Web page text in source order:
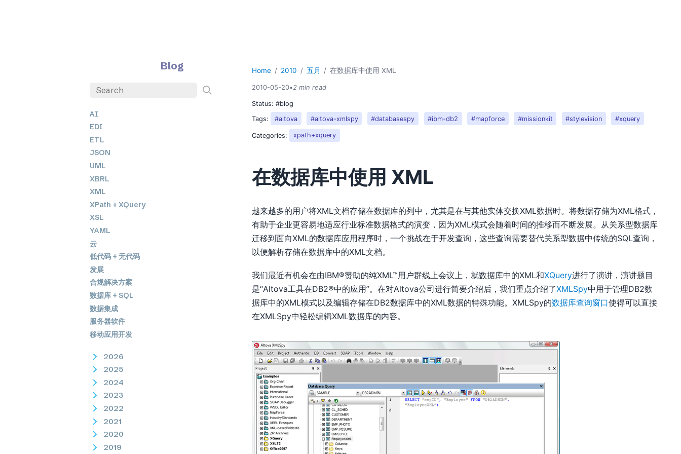
Blog
AI
EDI
ETL
JSON
UML
XBRL
XML
XPath + XQuery
XSL
YAML
云
低代码 + 无代码
发展
合规解决方案
数据库 + SQL
数据集成
服务器软件
移动应用开发
2026
2025
2024
2023
2022
2021
2020
2019
Home 2010 五月 在数据库中使用 XML
2010-05-20•2 min read
Status:#blog
Tags:
#altova #altova-xmlspy #databasespy #ibm-db2 #mapforce #missionkit #stylevision #xquery
Categories: xpath+xquery
在数据库中使用 XML
越来越多的用户将XML文档存储在数据库的列中，尤其是在与其他实体交换XML数据时。将数据存储为XML格式，
有助于企业更容易地适应行业标准数据格式的演变，因为XML模式会随着时间的推移而不断发展。从关系型数据库
迁移到面向XML的数据库应用程序时，一个挑战在于开发查询，这些查询需要替代关系型数据中传统的SQL查询，
以便解析存储在数据库中的XML文档。
我们最近有机会在由IBM®赞助的纯XML™用户群线上会议上，就数据库中的XML和XQuery进行了演讲，演讲题目
是“Altova工具在DB2®中的应用”。在对Altova公司进行简要介绍后，我们重点介绍了XMLSpy中用于管理DB2数
据库中的XML模式以及编辑存储在DB2数据库中的XML数据的特殊功能。XMLSpy的数据库查询窗口使得可以直接
在XMLSpy中轻松编辑XML数据库的内容。